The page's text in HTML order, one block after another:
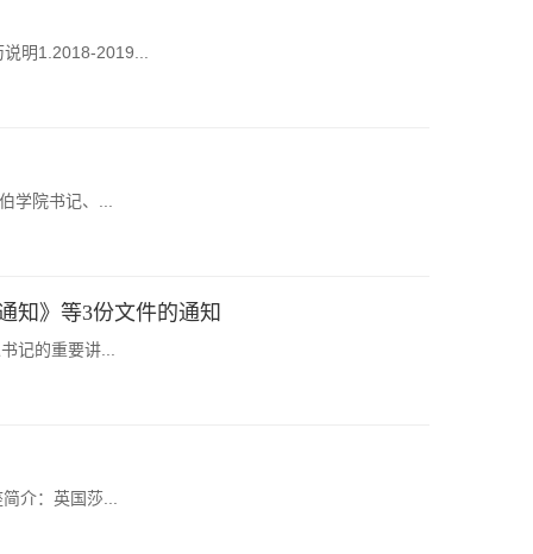
明1.2018-2019...
学院书记、...
知》等3份文件的通知
记的重要讲...
介：英国莎...